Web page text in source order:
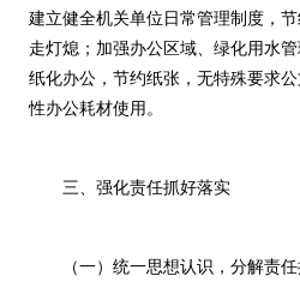
建立健全机关单位日常管理制度，
走灯熄；加强办公区域、绿化用水
纸化办公，节约纸张，无特殊要求
性办公耗材使用。
三、强化责任抓好落实
（一）统一思想认识，分解责